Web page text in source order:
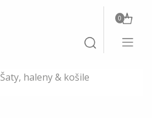
Toggle
search
0
Toggle
Šaty, haleny & košile